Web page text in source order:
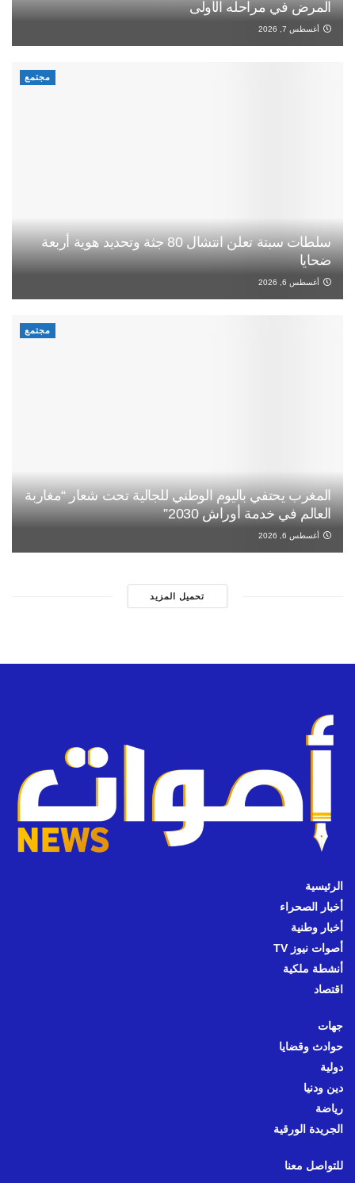
المرض في مراحله الأولى
أغسطس 7, 2026
مجتمع
سلطات سبتة تعلن انتشال 80 جثة وتحديد هوية أربعة
ضحايا
أغسطس 6, 2026
مجتمع
المغرب يحتفي باليوم الوطني للجالية تحت شعار “مغاربة
العالم في خدمة أوراش 2030”
أغسطس 6, 2026
تحميل المزيد
الرئيسية
أخبار الصحراء
أخبار وطنية
أصوات نيوز TV
أنشطة ملكية
اقتصاد
جهات
حوادث وقضايا
دولية
دين ودنيا
رياضة
الجريدة الورقية
للتواصل معنا